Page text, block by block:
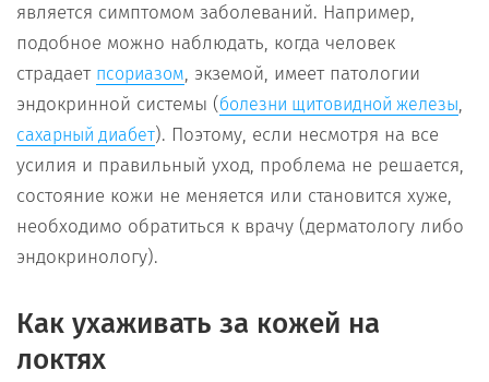
является симптомом заболеваний. Например,
подобное можно наблюдать, когда человек
страдает псориазом, экземой, имеет патологии
эндокринной системы (болезни щитовидной железы,
сахарный диабет). Поэтому, если несмотря на все
усилия и правильный уход, проблема не решается,
состояние кожи не меняется или становится хуже,
необходимо обратиться к врачу (дерматологу либо
эндокринологу).
Как ухаживать за кожей на
локтях